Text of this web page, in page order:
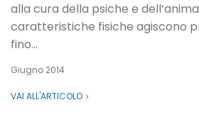
alla cura della psiche e
caratteristiche fisiche agiscono
fino...
Giugno 2014
VAI ALL'ARTICOLO